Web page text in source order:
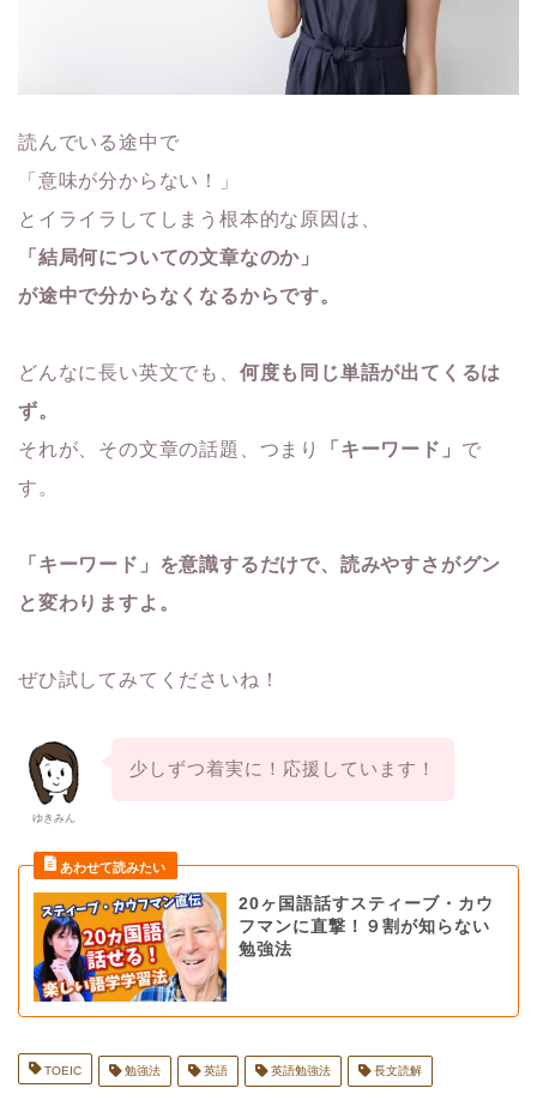
読んでいる途中で
「意味が分からない！」
とイライラしてしまう根本的な原因は、
「結局何についての文章なのか」
が途中で分からなくなるからです。
どんなに長い英文でも、 何度も同じ単語が出てくるは
ず。
それが、その文章の話題、つまり
「キーワード」 で
す。
「キーワード」を意識するだけで、読みやすさがグン
と変わりますよ。
ぜひ試してみてくださいね！
ゆきみん
少しずつ着実に！応援しています！
20ヶ国語話すスティーブ・カウ
フマンに直撃！９割が知らない
勉強法
TOEIC 勉強法 英語 英語勉強法 長文読解